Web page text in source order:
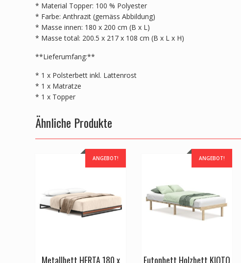
* Material Topper: 100 % Polyester
* Farbe: Anthrazit (gemäss Abbildung)
* Masse innen: 180 x 200 cm (B x L)
* Masse total: 200.5 x 217 x 108 cm (B x L x H)
**Lieferumfang:**
* 1 x Polsterbett inkl. Lattenrost
* 1 x Matratze
* 1 x Topper
Ähnliche Produkte
ANGEBOT!
Metallbett HERTA 180 x
ANGEBOT!
Futonbett Holzbett KIOTO